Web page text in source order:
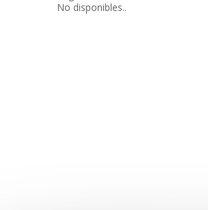
No disponibles..